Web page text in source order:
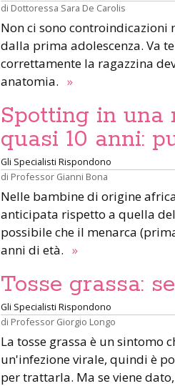
di Dottoressa Sara De Carolis
Non ci sono
dalla prima adolescenza. Va
correttamente la ragazzina
anatomia. »
Spotting in una
quasi 10 anni:
Gli Specialisti Rispondono
di Professor Gianni Bona
Nelle bambine di origine
anticipata rispetto a quella
possibile che il menarca
anni di età. »
Tosse grassa:
Gli Specialisti Rispondono
di Professor Giorgio Longo
La tosse grassa è un sintomo
un'infezione virale, quindi è
per trattarla. Ma se viene